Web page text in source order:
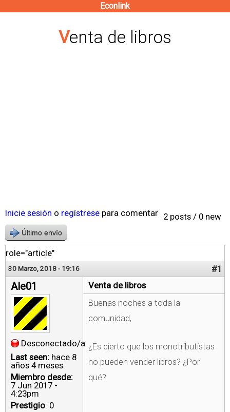
contenido
Econlink
Venta de libros
2 posts / 0 new
Inicie sesión o regístrese para comentar
Último envío
role="article"
30 Marzo, 2018 - 19:16 #1
Ale01
Desconectado/a
Last seen: hace 8
años 4 meses
Miembro desde:
7 Jun 2017 -
4:23pm
Prestigio: 0
Venta de libros
Buenas noches a toda la
comunidad,
¿Es cierto que los monotributistas
no pueden vender libros? ¿Por
qué?